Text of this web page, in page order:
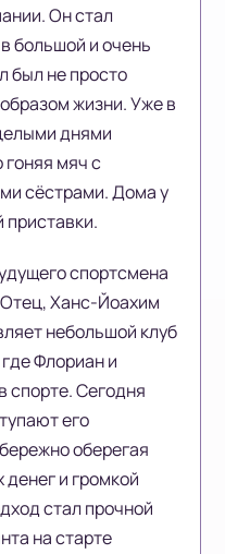
Он стал
большой и очень
был не просто
жизни. Уже в
днями
гоняя мяч с
сёстрами. Дома у
приставки.
спортсмена
Ханс-Йоахим
небольшой клуб
Флориан и
спорте. Сегодня
его
оберегая
и громкой
стал прочной
на старте